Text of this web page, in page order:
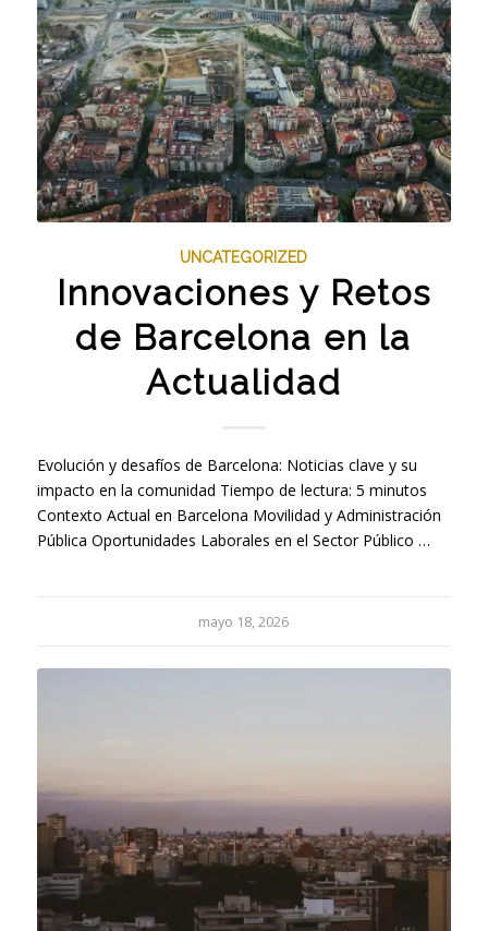
UNCATEGORIZED
Innovaciones y Retos
de Barcelona en la
Actualidad
Evolución y desafíos de Barcelona: Noticias clave y su
impacto en la comunidad Tiempo de lectura: 5 minutos
Contexto Actual en Barcelona Movilidad y Administración
Pública Oportunidades Laborales en el Sector Público …
mayo 18, 2026